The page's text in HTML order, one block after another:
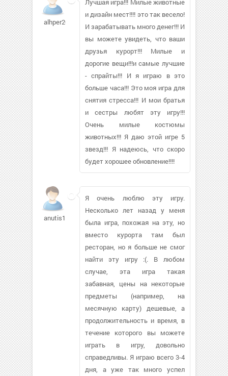
alhper2000413
Лучшая игра!!! Милые животные
и дизайн мест!!!! это так весело!
И зарабатывать много денег!!! И
вы можете увидеть, что ваши
друзья курорт!!! Милые и
дорогие вещи!!!и самые лучшие
- спрайты!!! И я играю в это
больше часа!!! Это моя игра для
снятия стресса!!! И мои братья
и сестры любят эту игру!!!
Очень милые костюмы
животных!!! Я даю этой игре 5
звезд!!! Я надеюсь, что скоро
будет хорошее обновление!!!!
anutis15908
Я очень люблю эту игру.
Несколько лет назад у меня
была игра, похожая на эту, но
вместо курорта там был
ресторан, но я больше не смог
найти эту игру :(. В любом
случае, эта игра такая
забавная, цены на некоторые
предметы (например, на
месячную карту) дешевые, а
продолжительность и время, в
течение которого вы можете
играть в игру, довольно
справедливы. Я играю всего 3-4
дня, а уже так много успел